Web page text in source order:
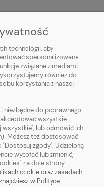
Włóczki wełniane. Włóczki
farbowane.
technologii, aby
spersonalizowane
związane z mediami
również do
korzystania z naszej
niezbędne do poprawnego
wszystkie
wszystkie", lub odmówić ich
Możesz też dostosować
zgody". Udzieloną
wycofać lub zmienić,
na dole strony.
cookie oraz zasadach
w Polityce